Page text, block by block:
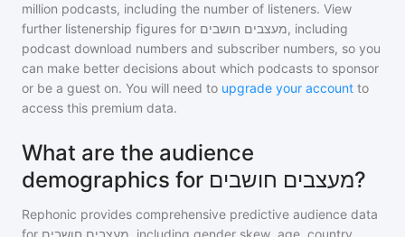
million podcasts, including the number of listeners. View
further listenership figures for מעצבים חושבים, including
podcast download numbers and subscriber numbers, so you
can make better decisions about which podcasts to sponsor
or be a guest on. You will need to upgrade your account to
access this premium data.
What are the audience
demographics for מעצבים חושבים?
Rephonic provides comprehensive predictive audience data
for מעצבים חושבים, including gender skew, age, country,